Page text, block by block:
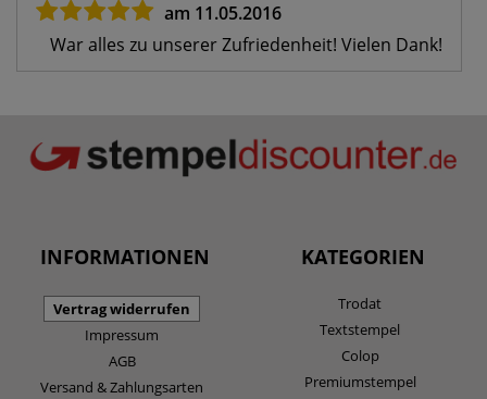
am 11.05.2016
War alles zu unserer Zufriedenheit! Vielen Dank!
INFORMATIONEN
Vertrag widerrufen
Impressum
AGB
Versand & Zahlungsarten
KATEGORIEN
Trodat
Textstempel
Colop
Premiumstempel